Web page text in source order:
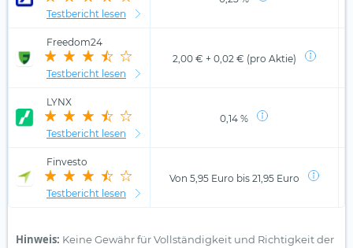
Testbericht lesen
Freedom24
Testbericht lesen
2,00 € + 0,02 € (pro Aktie)
LYNX
Testbericht lesen
0,14 %
Finvesto
Testbericht lesen
Von 5,95 Euro bis 21,95 Euro
Hinweis: Keine Gewähr für Vollständigkeit und Richtigkeit der